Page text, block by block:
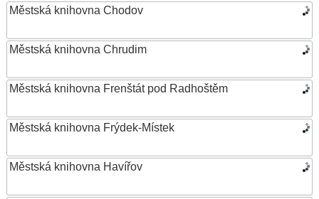
Městská knihovna Chodov
Městská knihovna Chrudim
Městská knihovna Frenštát pod Radhoštěm
Městská knihovna Frýdek-Místek
Městská knihovna Havířov